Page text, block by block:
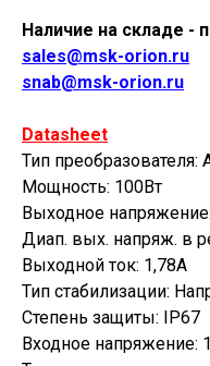
Наличие на складе -
sales@msk-orion.ru
snab@msk-orion.ru
Datasheet
Тип преобразователя:
Мощность: 100Вт
Выходное
Диап. вых. напряж. в
Выходной ток: 1,78А
Тип стабилизации:
Степень защиты: IP67
Входное напряжение: